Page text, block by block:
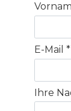
E-Mail
Ihre